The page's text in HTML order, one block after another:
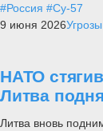
#Россия #Су-57
9 июня 2026Угрозы
НАТО
Литва
Литва вновь